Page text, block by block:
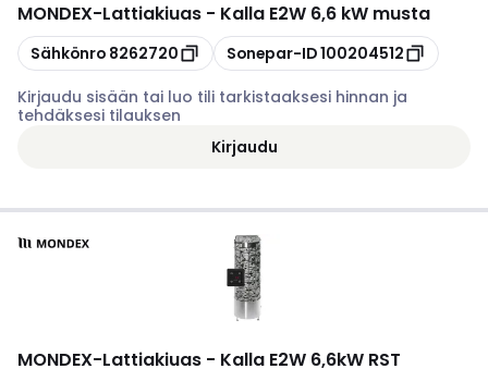
MONDEX-Lattiakiuas - Kalla E2W 6,6 kW musta
Kopioi
Sähkönro 8262720 Kopioi
Sonepar-ID100204512
Kirjaudu sisään tai luo tili tarkistaaksesi hinnan ja
tehdäksesi tilauksen
Kirjaudu
MONDEX-Lattiakiuas - Kalla E2W 6,6kW RST